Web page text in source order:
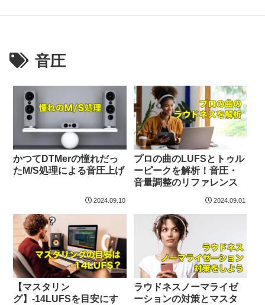
音圧
かつてDTMerの憧れだっ
たM/S処理による音圧上げ
2024.09.10
プロの曲のLUFSとトゥル
ーピークを解析！音圧・
音量調整のリファレンス
2024.09.01
【マスタリン
グ】-14LUFSを目安にす
ラウドネスノーマライゼ
ーションの対策とマスタ